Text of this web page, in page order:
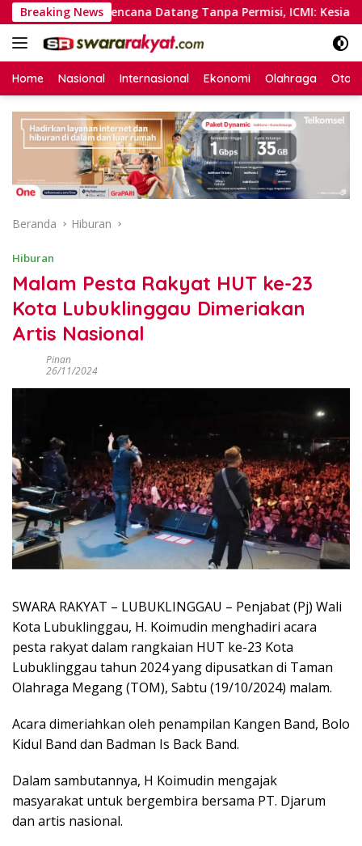
Langsung
ke
konten
Breaking NewsBencana Datang Tanpa Permisi, ICMI:
Home Nasional Internasional Ekonomi Olahraga
Beranda Hiburan
Hiburan
Malam Pesta Rakyat HUT ke-23
Kota Lubuklinggau Dimeriakan
Artis Nasional
Pinan
26/11/2024
SWARA RAKYAT – LUBUKLINGGAU – Penjabat (Pj) Wali
Kota Lubuklinggau, H. Koimudin menghadiri acara
pesta rakyat dalam rangkaian HUT ke-23 Kota
Lubuklinggau tahun 2024 yang dipusatkan di Taman
Olahraga Megang (TOM), Sabtu (19/10/2024) malam.
Acara dimeriahkan oleh penampilan Kangen Band, Bolo
Kidul Band dan Badman Is Back Band.
Dalam sambutannya, H Koimudin mengajak
masyarakat untuk bergembira bersama PT. Djarum
dan artis nasional.